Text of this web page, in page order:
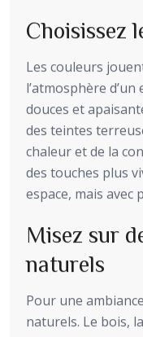
Choisissez
Les couleurs
l’atmosphère
douces et
des teintes
chaleur et de la
des touches plus
espace, mais avec
Misez sur
naturels
Pour une
naturels. Le bois,